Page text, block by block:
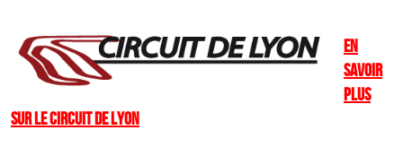
En
savoir
plus
sur le Circuit de Lyon